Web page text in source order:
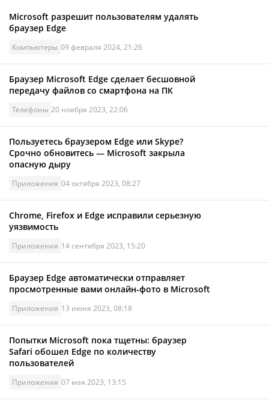
Microsoft разрешит пользователям удалять
браузер Edge
Компьютеры 09 февраля 2024, 21:26
Браузер Microsoft Edge сделает бесшовной
передачу файлов со смартфона на ПК
Телефоны 20 ноября 2023, 22:06
Пользуетесь браузером Edge или Skype?
Срочно обновитесь — Microsoft закрыла
опасную дыру
Приложения 04 октября 2023, 08:27
Chrome, Firefox и Edge исправили серьезную
уязвимость
Приложения 14 сентября 2023, 15:20
Браузер Edge автоматически отправляет
просмотренные вами онлайн-фото в Microsoft
Приложения 13 июня 2023, 08:18
Попытки Microsoft пока тщетны: браузер
Safari обошел Edge по количеству
пользователей
Приложения 07 мая 2023, 13:15